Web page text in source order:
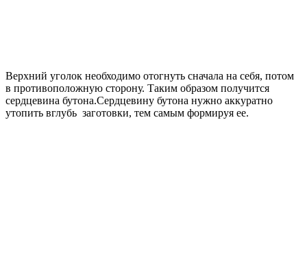
Верхний уголок необходимо отогнуть сначала на себя, потом
в противоположную сторону. Таким образом получится
сердцевина бутона.Сердцевину бутона нужно аккуратно
утопить вглубь заготовки, тем самым формируя ее.